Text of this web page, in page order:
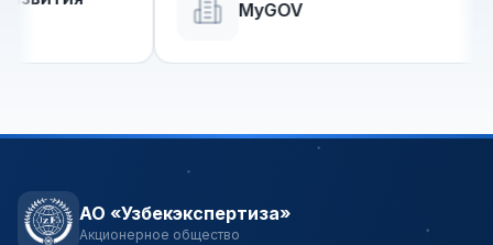
MyGOV
АО «Узбекэкспертиза»
Акционерное общество